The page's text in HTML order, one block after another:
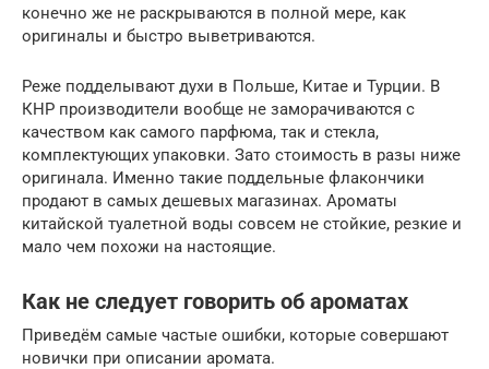
конечно же не раскрываются в полной мере, как
оригиналы и быстро выветриваются.
Реже подделывают духи в Польше, Китае и Турции. В
КНР производители вообще не заморачиваются с
качеством как самого парфюма, так и стекла,
комплектующих упаковки. Зато стоимость в разы ниже
оригинала. Именно такие поддельные флакончики
продают в самых дешевых магазинах. Ароматы
китайской туалетной воды совсем не стойкие, резкие и
мало чем похожи на настоящие.
Как не следует говорить об ароматах
Приведём самые частые ошибки, которые совершают
новички при описании аромата.